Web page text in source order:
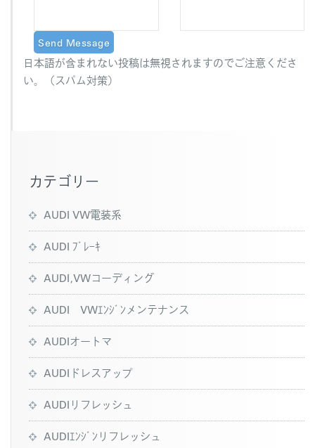
日本語が含まれない投稿は無視されますのでご注意くださ
い。（スパム対策）
カテゴリー
AUDI VW電装系
AUDI ﾌﾞﾚｰｷ
AUDI,VWコーディング
AUDI VWｴﾝｼﾞﾝメンテナンス
AUDIオートマ
AUDIドレスアップ
AUDIリフレッシュ
AUDIｴﾝｼﾞﾝリフレッシュ